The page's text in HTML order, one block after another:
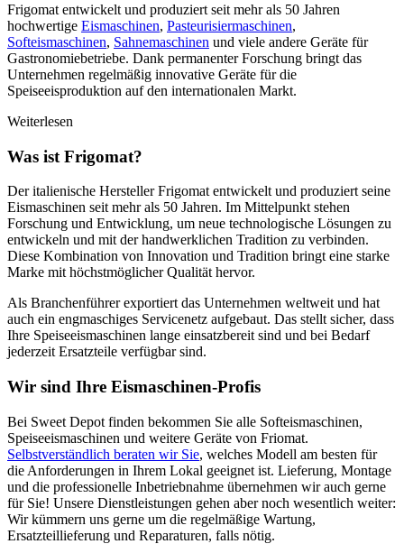
Frigomat entwickelt und produziert seit mehr als 50 Jahren
hochwertige Eismaschinen, Pasteurisiermaschinen,
Softeismaschinen, Sahnemaschinen und viele andere Geräte für
Gastronomiebetriebe. Dank permanenter Forschung bringt das
Unternehmen regelmäßig innovative Geräte für die
Speiseeisproduktion auf den internationalen Markt.
Weiterlesen
Was ist Frigomat?
Der italienische Hersteller Frigomat entwickelt und produziert seine
Eismaschinen seit mehr als 50 Jahren. Im Mittelpunkt stehen
Forschung und Entwicklung, um neue technologische Lösungen zu
entwickeln und mit der handwerklichen Tradition zu verbinden.
Diese Kombination von Innovation und Tradition bringt eine starke
Marke mit höchstmöglicher Qualität hervor.
Als Branchenführer exportiert das Unternehmen weltweit und hat
auch ein engmaschiges Servicenetz aufgebaut. Das stellt sicher, dass
Ihre Speiseeismaschinen lange einsatzbereit sind und bei Bedarf
jederzeit Ersatzteile verfügbar sind.
Wir sind Ihre Eismaschinen-Profis
Bei Sweet Depot finden bekommen Sie alle Softeismaschinen,
Speiseeismaschinen und weitere Geräte von Friomat.
Selbstverständlich beraten wir Sie, welches Modell am besten für
die Anforderungen in Ihrem Lokal geeignet ist. Lieferung, Montage
und die professionelle Inbetriebnahme übernehmen wir auch gerne
für Sie! Unsere Dienstleistungen gehen aber noch wesentlich weiter:
Wir kümmern uns gerne um die regelmäßige Wartung,
Ersatzteillieferung und Reparaturen, falls nötig.